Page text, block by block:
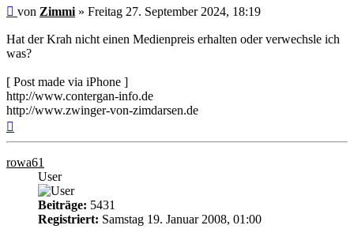
Beitrag
von Zimmi » Freitag 27. September 2024, 18:19
Hat der Krah nicht einen Medienpreis erhalten oder verwechsle ich
was?
[ Post made via iPhone ]
http://www.contergan-info.de
http://www.zwinger-von-zimdarsen.de
rowa61
User
Beiträge: 5431
Registriert: Samstag 19. Januar 2008, 01:00